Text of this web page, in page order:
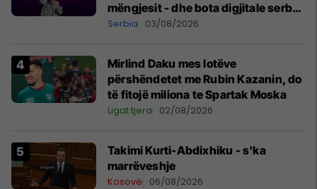
mëngjesit - dhe bota digjitale serbe
shpall gjendjen e luftës
Serbia 03/08/2026
Mirlind Daku mes lotëve
përshëndetet me Rubin Kazanin, do
të fitojë miliona te Spartak Moska
Ligat tjera 02/08/2026
Takimi Kurti-Abdixhiku - s'ka
marrëveshje
Kosovë 06/08/2026